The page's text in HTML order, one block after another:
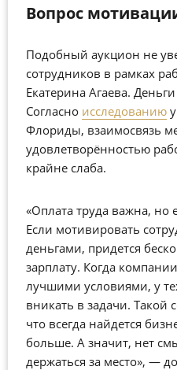
Вопрос
Подобный аукцион не
сотрудников в рамках
Екатерина Агаева.
Согласно исследованию
Флориды, взаимосвязь
удовлетворённостью
крайне слаба.
«Оплата труда важна, но
Если мотивировать
деньгами, придется
зарплату. Когда компании
лучшими условиями, у
вникать в задачи. Такой
что всегда найдется
больше. А значит, нет
держаться за место», —